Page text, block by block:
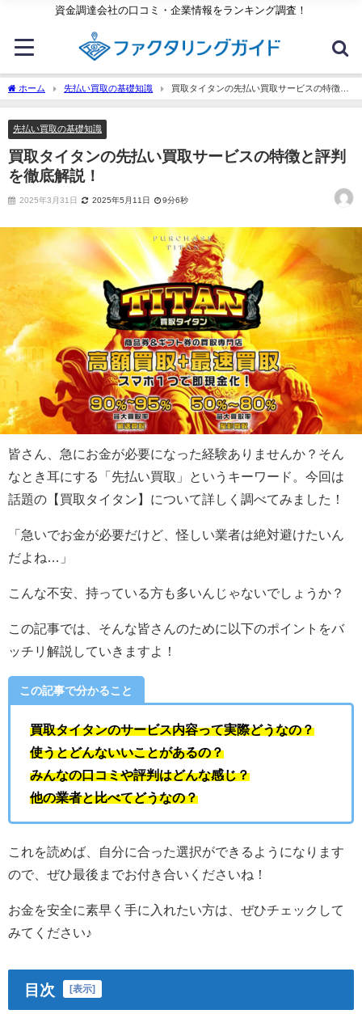
資金調達会社の口コミ・企業情報をランキング調査！
ホーム 先払い買取の基礎知識
買取タイタンの先払い買取サービスの特徴と
評判を徹底解説！
先払い買取の基礎知識
買取タイタンの先払い買取サービスの特徴と評判
を徹底解説！
2025年3月31日 2025年5月11日 9分6秒
皆さん、急にお金が必要になった経験ありませんか？そん
なとき耳にする「先払い買取」というキーワード。今回は
話題の【買取タイタン】について詳しく調べてみました！
「急いでお金が必要だけど、怪しい業者は絶対避けたいん
だよね…」
こんな不安、持っている方も多いんじゃないでしょうか？
この記事では、そんな皆さんのために以下のポイントをバ
ッチリ解説していきますよ！
この記事で分かること
買取タイタンのサービス内容って実際どうなの？
使うとどんないいことがあるの？
みんなの口コミや評判はどんな感じ？
他の業者と比べてどうなの？
これを読めば、自分に合った選択ができるようになります
ので、ぜひ最後までお付き合いくださいね！
お金を安全に素早く手に入れたい方は、ぜひチェックして
みてください♪
目次 [表示]